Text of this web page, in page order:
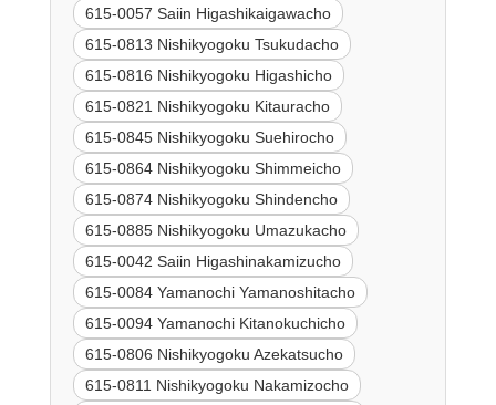
615-0057 Saiin Higashikaigawacho
615-0813 Nishikyogoku Tsukudacho
615-0816 Nishikyogoku Higashicho
615-0821 Nishikyogoku Kitauracho
615-0845 Nishikyogoku Suehirocho
615-0864 Nishikyogoku Shimmeicho
615-0874 Nishikyogoku Shindencho
615-0885 Nishikyogoku Umazukacho
615-0042 Saiin Higashinakamizucho
615-0084 Yamanochi Yamanoshitacho
615-0094 Yamanochi Kitanokuchicho
615-0806 Nishikyogoku Azekatsucho
615-0811 Nishikyogoku Nakamizocho